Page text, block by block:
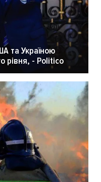
та Україною
рівня, - Politico